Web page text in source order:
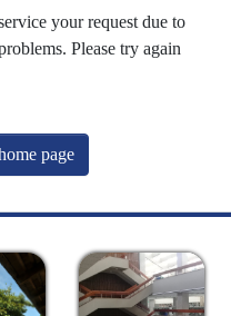
your request due to
Please try again
page